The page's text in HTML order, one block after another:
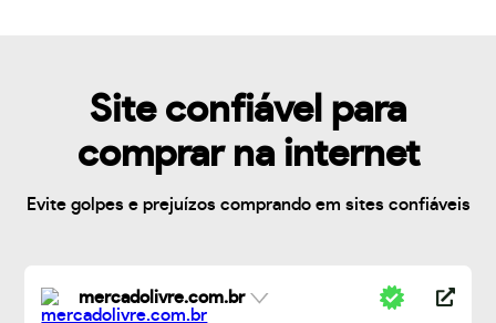
Site confiável para
comprar na internet
Evite golpes e prejuízos comprando em sites confiáveis
mercadolivre.com.br